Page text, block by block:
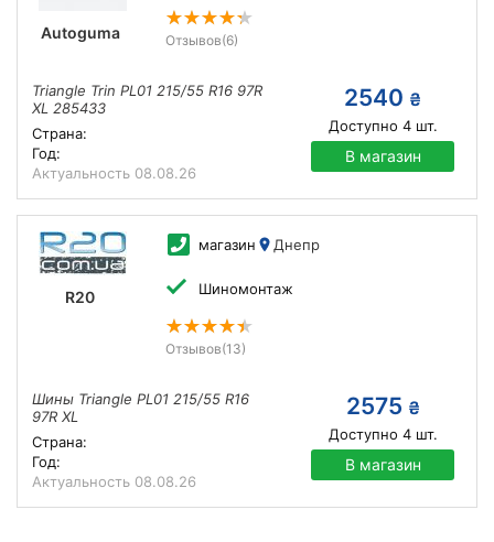
Autoguma Отзывов(6)
Triangle Trin PL01 215/55 R16 97R
XL 285433
Страна:
Год:
Актуальность 08.08.26
2540 ₴
Доступно 4шт.
В магазин
R20
магазин Днепр
Шиномонтаж
Отзывов(13)
Шины Triangle PL01 215/55 R16
97R XL
Страна:
Год:
Актуальность 08.08.26
2575 ₴
Доступно 4шт.
В магазин